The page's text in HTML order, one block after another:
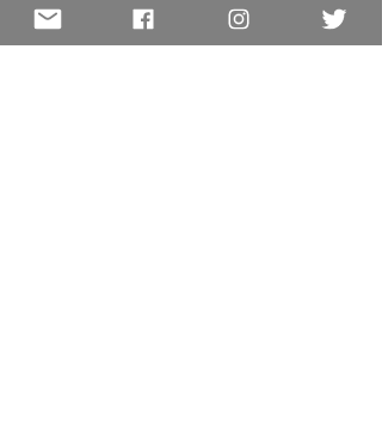
correspondientes.
¿Qué características importantes de los